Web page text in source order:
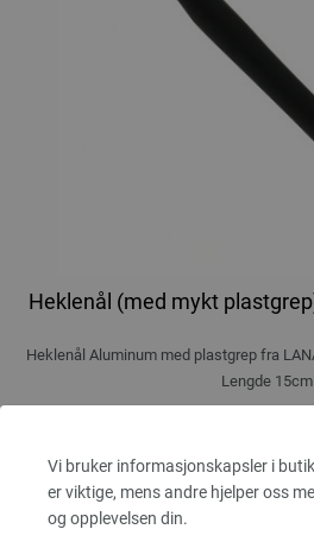
Vi bruker informasjonskapsler i
er viktige, mens andre hjelper oss
og opplevelsen din.
Heklenål (med mykt
Heklenål Aluminum med plastgrep fra
Lengde 15cm
ANTALL